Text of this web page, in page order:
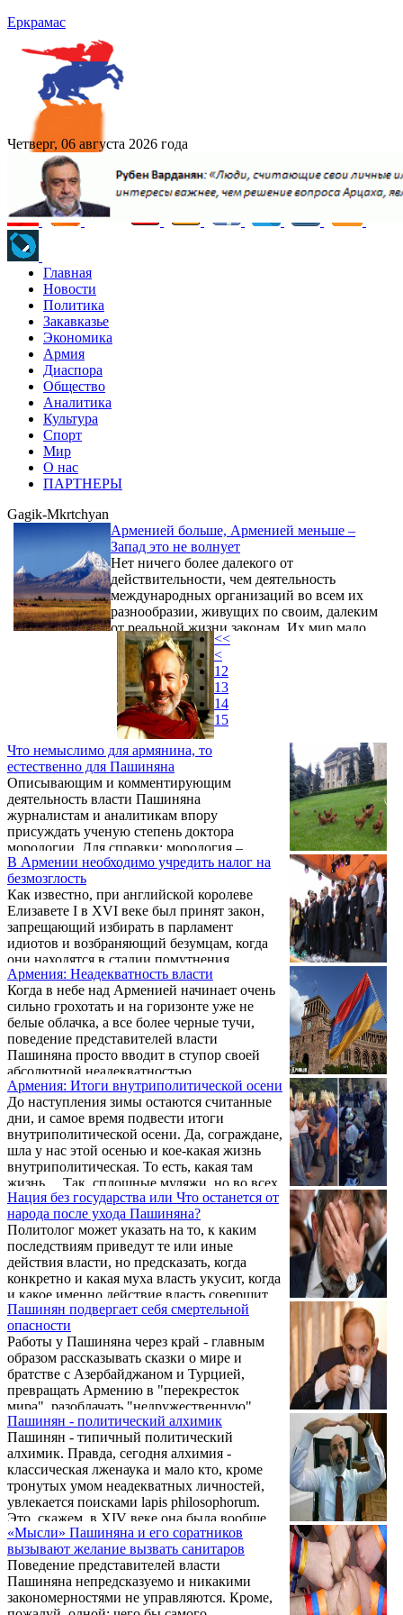
Еркрамас
Четверг, 06 августа 2026 года
Главная
Новости
Политика
Закавказье
Экономика
Армия
Диаспора
Общество
Аналитика
Культура
Спорт
Мир
О нас
ПАРТНЕРЫ
Gagik-Mkrtchyan
Арменией больше, Арменией меньше –
Запад это не волнует
Нет ничего более далекого от
действительности, чем деятельность
международных организаций во всем их
разнообразии, живущих по своим, далеким
от реальной жизни законам. Их мир мало
похож на окружающие реалии, что
приводит к низкой эффективности
инициатив, они действуют в виртуальном
политическом пространстве, пытаясь
подогнать действительность под свои
догмы и демонстрируя беспрецедентную
способность наступать на одни и те же
грабли.
Что немыслимо для армянина, то
естественно для Пашиняна
Описывающим и комментирующим
деятельность власти Пашиняна
журналистам и аналитикам впору
присуждать ученую степень доктора
морологии. Для справки: морология –
наука, изучающая глупость.
В Армении необходимо учредить налог на
безмозглость
Как известно, при английской королеве
Елизавете I в XVI веке был принят закон,
запрещающий избирать в парламент
идиотов и возбраняющий безумцам, когда
они находятся в стадии помутнения
сознания, участвовать в заседаниях Палаты
общин. Закон действовал более четырех
веков и немало способствовал возрастанию
британского могущества.
Армения: Неадекватность власти
Когда в небе над Арменией начинает очень
сильно грохотать и на горизонте уже не
белые облачка, а все более черные тучи,
поведение представителей власти
Пашиняна просто вводит в ступор своей
абсолютной неадекватностью.
Армения: Итоги внутриполитической осени
До наступления зимы остаются считанные
дни, и самое время подвести итоги
внутриполитической осени. Да, сограждане,
шла у нас этой осенью и кое-какая жизнь
внутриполитическая. То есть, какая там
жизнь… Так, сплошные муляжи, но во всех
смыслах показательные.
Нация без государства или Что останется от
народа после ухода Пашиняна?
Политолог может указать на то, к каким
последствиям приведут те или иные
действия власти, но предсказать, когда
конкретно и какая муха власть укусит, когда
и какое именно действие власть совершит,
никто не в состоянии. Тайна сия велика
есть.
Пашинян подвергает себя смертельной
опасности
Работы у Пашиняна через край - главным
образом рассказывать сказки о мире и
братстве с Азербайджаном и Турцией,
превращать Армению в "перекресток
мира", разоблачать "недружественную"
политику России!
Пашинян - политический алхимик
Пашинян - типичный политический
алхимик. Правда, сегодня алхимия -
классическая лженаука и мало кто, кроме
тронутых умом неадекватных личностей,
увлекается поисками lapis philosophorum.
Это, скажем, в XIV веке она была вообще
единственной наукой, другой просто не
было. И попробовали бы сказать Альберту
Великому, что он лжеученый... Но
заниматься алхимией в XXI веке!
«Мысли» Пашиняна и его соратников
вызывают желание вызвать санитаров
Поведение представителей власти
Пашиняна непредсказуемо и никакими
закономерностями не управляются. Кроме,
<<
<
12
13
14
15